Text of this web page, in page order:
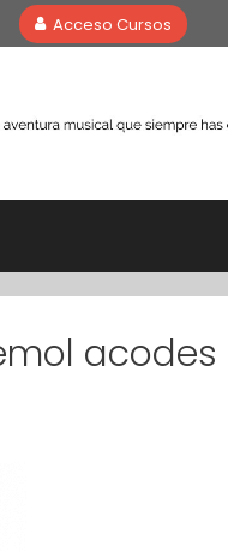
Acceso Cursos
acodes